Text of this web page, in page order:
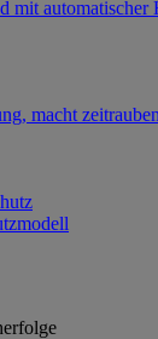
mit
macht